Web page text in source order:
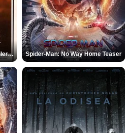
Star Trek II: la ira de Khan Tráiler VO Spider-Man: No Way Home Teaser